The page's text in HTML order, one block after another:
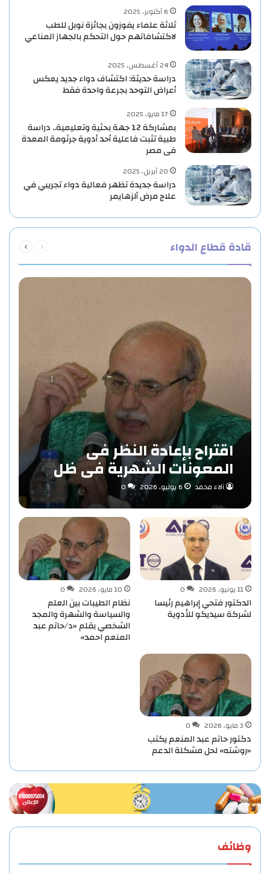
6 أكتوبر، 2025
ثلاثة علماء يفوزون بجائزة نوبل للطب
لاكتشافاتهم حول التحكم بالجهاز المناعي
24 أغسطس، 2025
دراسة حديثة: اكتشاف دواء جديد يعكس
أعراض التوحد بجرعة واحدة فقط
17 مايو، 2025
بمشاركة 12 جهة بحثية وتعليمية.. دراسة
طبية تثبت فاعلية أحد أدوية جرثومة المعدة
فى مصر
20 أبريل، 2025
دراسة جديدة تظهر فعالية دواء تجريبي في
علاج مرض ألزهايمر
قادة قطاع الدواء الصفحةالصفحة
اقتراح بإعادة النظر فى
المعونات الشهرية فى ظل
مفهوم الاستدامة بقلم «د/
حاتم عبد المنعم احمد»
آلاء محمد 6 يوليو، 2026 0
11 يونيو، 2026 0
الدكتور فتحي إبراهيم رئيسا
لشركة سيديكو للأدوية
10 مايو، 2026 0
نظام الطيبات بين العلم
والسياسة والشهرة والمجد
الشخصي بقلم «د/حاتم عبد
المنعم احمد»
3 مايو، 2026 0
دكتور حاتم عبد المنعم يكتب
«روشته» لحل مشكلة الدعم
وظائف